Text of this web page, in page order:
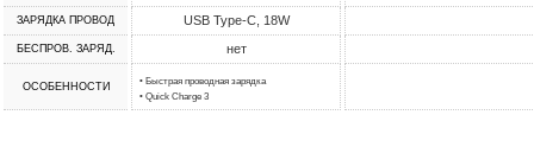
ЗАРЯДКА ПРОВОД USB Type-C, 18W
БЕСПРОВ. ЗАРЯД. нет
ОСОБЕННОСТИ
• Быстрая проводная зарядка
• Quick Charge 3